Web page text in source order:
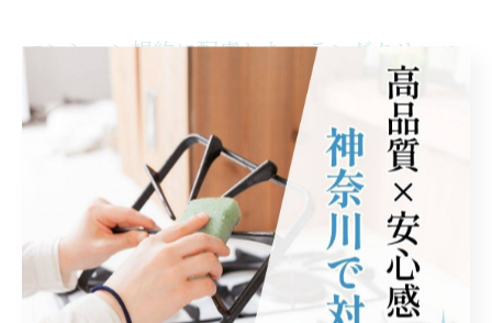
マンション規約に配慮したベランダクリーニ
進行ステッ
プ
ポイント
規約確認
水使用や清掃方法の制限確認
業者選定・
相談
規約に沿った作業の提案
養生、管理会社・オーナー連絡、時間